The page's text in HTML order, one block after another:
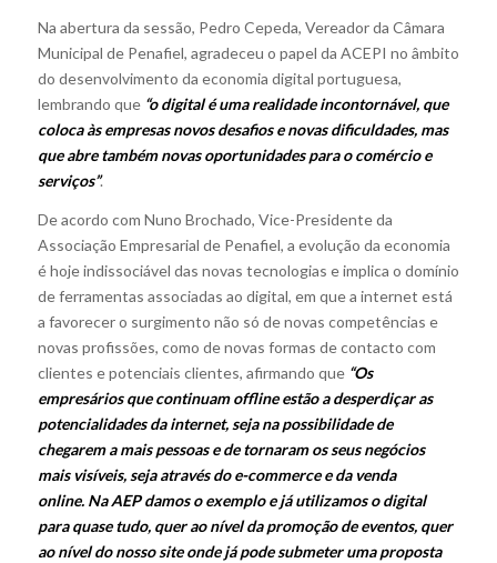
Na abertura da sessão, Pedro Cepeda, Vereador da Câmara
Municipal de Penafiel, agradeceu o papel da ACEPI no âmbito
do desenvolvimento da economia digital portuguesa,
lembrando que “o digital é uma realidade incontornável, que
coloca às empresas novos desafios e novas dificuldades, mas
que abre também novas oportunidades para o comércio e
serviços”.
De acordo com Nuno Brochado, Vice-Presidente da
Associação Empresarial de Penafiel, a evolução da economia
é hoje indissociável das novas tecnologias e implica o domínio
de ferramentas associadas ao digital, em que a internet está
a favorecer o surgimento não só de novas competências e
novas profissões, como de novas formas de contacto com
clientes e potenciais clientes, afirmando que “Os
empresários que continuam offline estão a desperdiçar as
potencialidades da internet, seja na possibilidade de
chegarem a mais pessoas e de tornaram os seus negócios
mais visíveis, seja através do e-commerce e da venda
online. Na AEP damos o exemplo e já utilizamos o digital
para quase tudo, quer ao nível da promoção de eventos, quer
ao nível do nosso site onde já pode submeter uma proposta